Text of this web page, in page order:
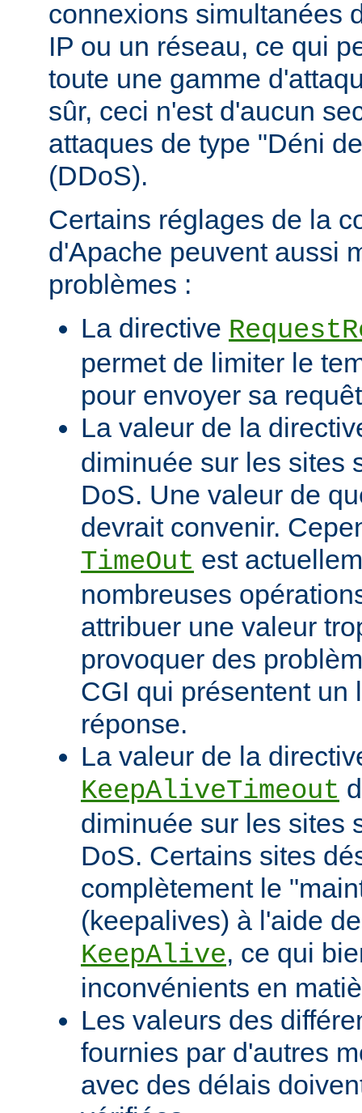
connexions simultanées
IP ou un réseau, ce qui
toute une gamme
sûr, ceci n'est d'aucun
attaques de type "Déni
(DDoS).
Certains réglages de la
d'Apache peuvent aussi
problèmes :
La directive
permet de limiter le
pour envoyer sa
La valeur de la
diminuée sur les sites
DoS. Une valeur de
devrait convenir.
TimeOut est
nombreuses
attribuer une valeur
provoquer des
CGI qui présentent un
réponse.
La valeur de la
KeepAliveTimeout
diminuée sur les sites
DoS. Certains sites
complètement le
(keepalives) à l'aide
KeepAlive, ce qui
inconvénients en
Les valeurs des
fournies par d'autres
avec des délais